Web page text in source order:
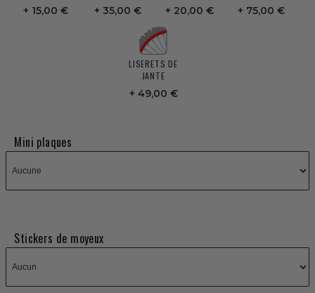
15,00 € 35,00 € 20,00 € 75,00 €
LISERETS DE
JANTE
49,00 €
Mini plaques
Stickers de moyeux